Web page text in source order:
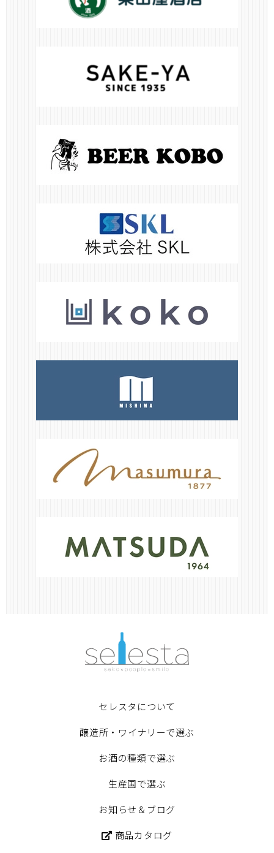
セレスタについて
醸造所・ワイナリーで選ぶ
お酒の種類で選ぶ
生産国で選ぶ
お知らせ＆ブログ
商品カタログ